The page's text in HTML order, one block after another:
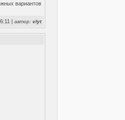
вариантов
|автор:vlyt